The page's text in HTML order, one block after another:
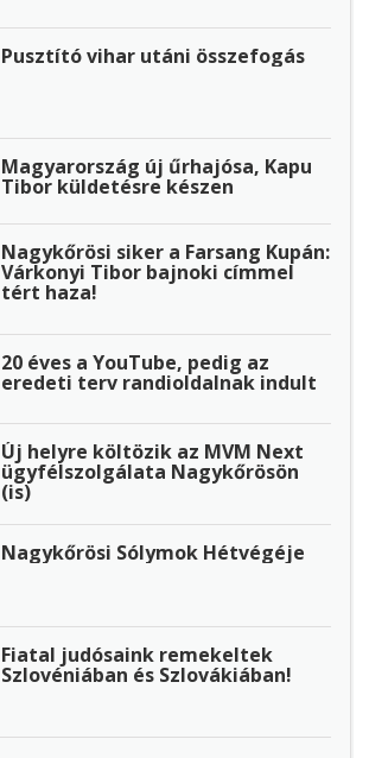
Pusztító vihar utáni összefogás
Magyarország új űrhajósa, Kapu
Tibor küldetésre készen
Nagykőrösi siker a Farsang Kupán:
Várkonyi Tibor bajnoki címmel
tért haza!
20 éves a YouTube, pedig az
eredeti terv randioldalnak indult
Új helyre költözik az MVM Next
ügyfélszolgálata Nagykőrösön
(is)
Nagykőrösi Sólymok Hétvégéje
Fiatal judósaink remekeltek
Szlovéniában és Szlovákiában!